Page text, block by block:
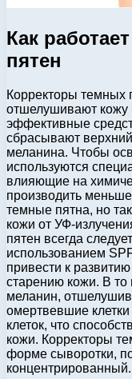
Как
пятен
Корректоры темных
отшелушивают
эффективные
сбрасывают
меланина. Чтобы
используются
влияющие на
производить
темные пятна, но
кожи от УФ-
пятен всегда
использованием
привести к
старению кожи. В то
меланин,
омертвевшие
клеток, что
кожи. Корректоры
форме сыворотки,
концентрированный.